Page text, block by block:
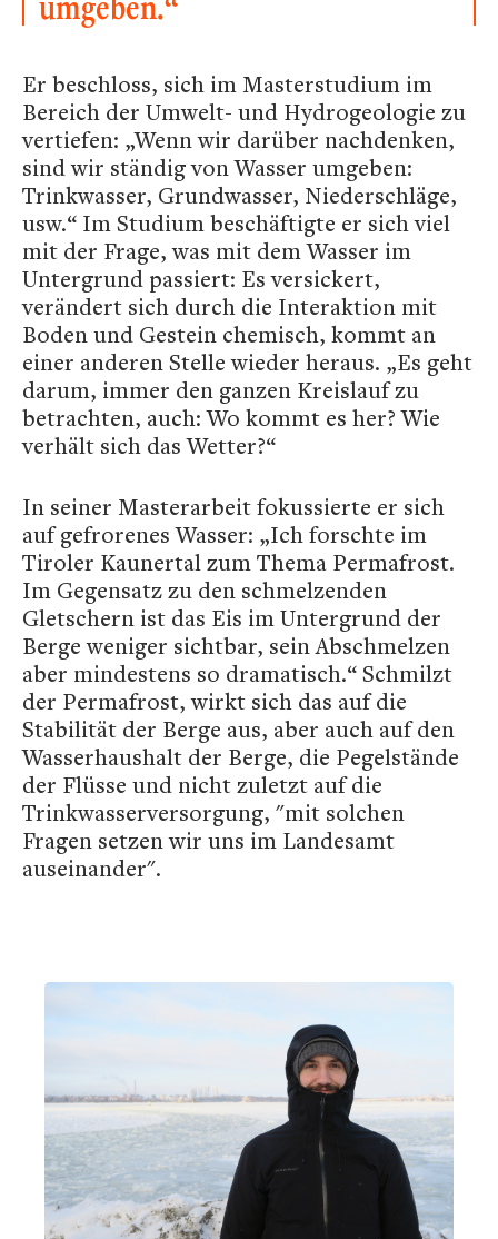
Er beschloss, sich im Masterstudium im
Bereich der Umwelt- und Hydrogeologie zu
vertiefen: „Wenn wir darüber nachdenken,
sind wir ständig von Wasser umgeben:
Trinkwasser, Grundwasser, Niederschläge,
usw.“ Im Studium beschäftigte er sich viel
mit der Frage, was mit dem Wasser im
Untergrund passiert: Es versickert,
verändert sich durch die Interaktion mit
Boden und Gestein chemisch, kommt an
einer anderen Stelle wieder heraus. „Es geht
darum, immer den ganzen Kreislauf zu
betrachten, auch: Wo kommt es her? Wie
verhält sich das Wetter?“
In seiner Masterarbeit fokussierte er sich
auf gefrorenes Wasser: „Ich forschte im
Tiroler Kaunertal zum Thema Permafrost.
Im Gegensatz zu den schmelzenden
Gletschern ist das Eis im Untergrund der
Berge weniger sichtbar, sein Abschmelzen
aber mindestens so dramatisch.“ Schmilzt
der Permafrost, wirkt sich das auf die
Stabilität der Berge aus, aber auch auf den
Wasserhaushalt der Berge, die Pegelstände
der Flüsse und nicht zuletzt auf die
Trinkwasserversorgung, "mit solchen
Fragen setzen wir uns im Landesamt
auseinander".